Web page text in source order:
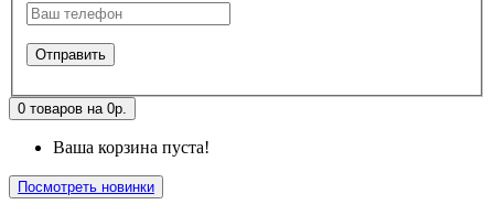
0 товаров на 0р.
Ваша корзина пуста!
Посмотреть новинки